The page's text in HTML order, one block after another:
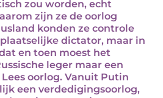
zou worden, echt
zijn ze de oorlog
konden ze controle
dictator, maar in
en toen moest het
leger maar een
oorlog. Vanuit Putin
een verdedigingsoorlog,